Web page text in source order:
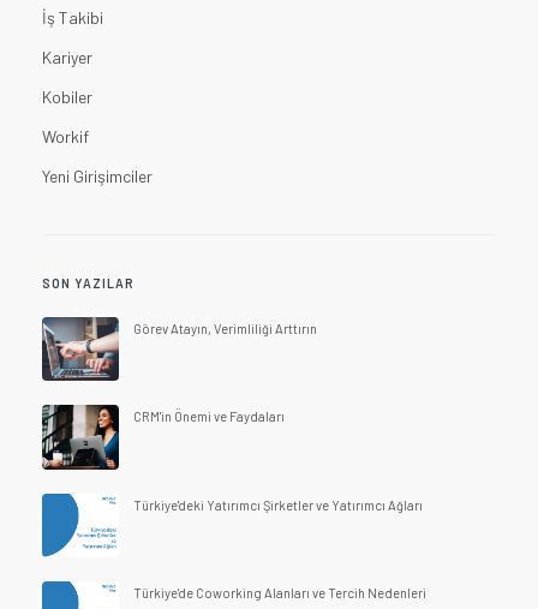
İş Takibi
Kariyer
Kobiler
Workif
Yeni Girişimciler
SON YAZILAR
Görev Atayın, Verimliliği Arttırın
CRM'in Önemi ve Faydaları
Türkiye'deki Yatırımcı Şirketler ve Yatırımcı Ağları
Türkiye'de Coworking Alanları ve Tercih Nedenleri